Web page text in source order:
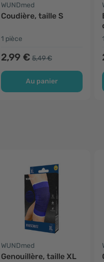
WUNDmed
Coudière, taille S
1 pièce
2,99 € 5,49 €
Au panier
WUNDmed
Genouillère, taille XL